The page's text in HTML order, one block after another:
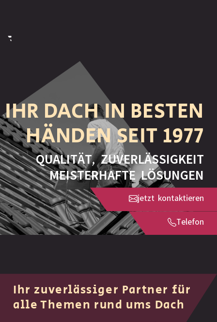
IHR DACH IN BESTEN
HÄNDEN SEIT 1977
QUALITÄT, ZUVERLÄSSIGKEIT
MEISTERHAFTE LÖSUNGEN
jetzt kontaktieren
Telefon
Ihr zuverlässiger Partner für
alle Themen rund ums Dach